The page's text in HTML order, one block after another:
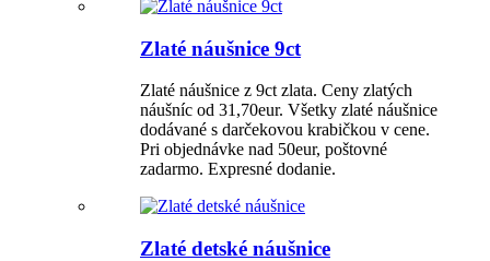
Zlaté náušnice 9ct
Zlaté náušnice z 9ct zlata. Ceny zlatých
náušníc od 31,70eur. Všetky zlaté náušnice
dodávané s darčekovou krabičkou v cene.
Pri objednávke nad 50eur, poštovné
zadarmo. Expresné dodanie.
Zlaté detské náušnice